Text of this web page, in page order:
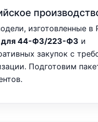
изготовленные
для 44-ФЗ/223-ФЗ и
закупок с
Подготовим